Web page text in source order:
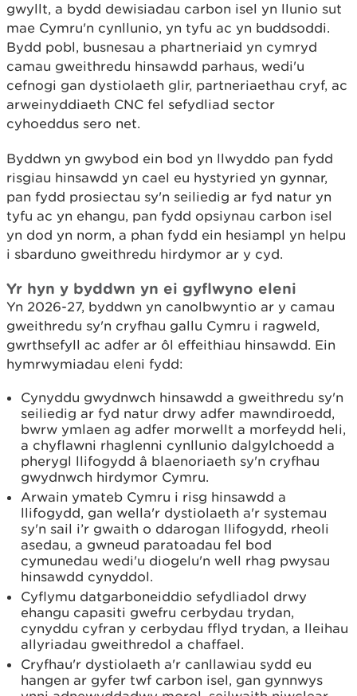
gwyllt, a bydd dewisiadau carbon isel yn llunio sut
mae Cymru'n cynllunio, yn tyfu ac yn buddsoddi.
Bydd pobl, busnesau a phartneriaid yn cymryd
camau gweithredu hinsawdd parhaus, wedi'u
cefnogi gan dystiolaeth glir, partneriaethau cryf, ac
arweinyddiaeth CNC fel sefydliad sector
cyhoeddus sero net.
Byddwn yn gwybod ein bod yn llwyddo pan fydd
risgiau hinsawdd yn cael eu hystyried yn gynnar,
pan fydd prosiectau sy'n seiliedig ar fyd natur yn
tyfu ac yn ehangu, pan fydd opsiynau carbon isel
yn dod yn norm, a phan fydd ein hesiampl yn helpu
i sbarduno gweithredu hirdymor ar y cyd.
Yr hyn y byddwn yn ei gyflwyno eleni
Yn 2026-27, byddwn yn canolbwyntio ar y camau
gweithredu sy'n cryfhau gallu Cymru i ragweld,
gwrthsefyll ac adfer ar ôl effeithiau hinsawdd. Ein
hymrwymiadau eleni fydd:
Cynyddu gwydnwch hinsawdd a gweithredu sy'n
seiliedig ar fyd natur drwy adfer mawndiroedd,
bwrw ymlaen ag adfer morwellt a morfeydd heli,
a chyflawni rhaglenni cynllunio dalgylchoedd a
pherygl llifogydd â blaenoriaeth sy'n cryfhau
gwydnwch hirdymor Cymru.
Arwain ymateb Cymru i risg hinsawdd a
llifogydd, gan wella'r dystiolaeth a'r systemau
sy'n sail i’r gwaith o ddarogan llifogydd, rheoli
asedau, a gwneud paratoadau fel bod
cymunedau wedi'u diogelu'n well rhag pwysau
hinsawdd cynyddol.
Cyflymu datgarboneiddio sefydliadol drwy
ehangu capasiti gwefru cerbydau trydan,
cynyddu cyfran y cerbydau fflyd trydan, a lleihau
allyriadau gweithredol a chaffael.
Cryfhau'r dystiolaeth a'r canllawiau sydd eu
hangen ar gyfer twf carbon isel, gan gynnwys